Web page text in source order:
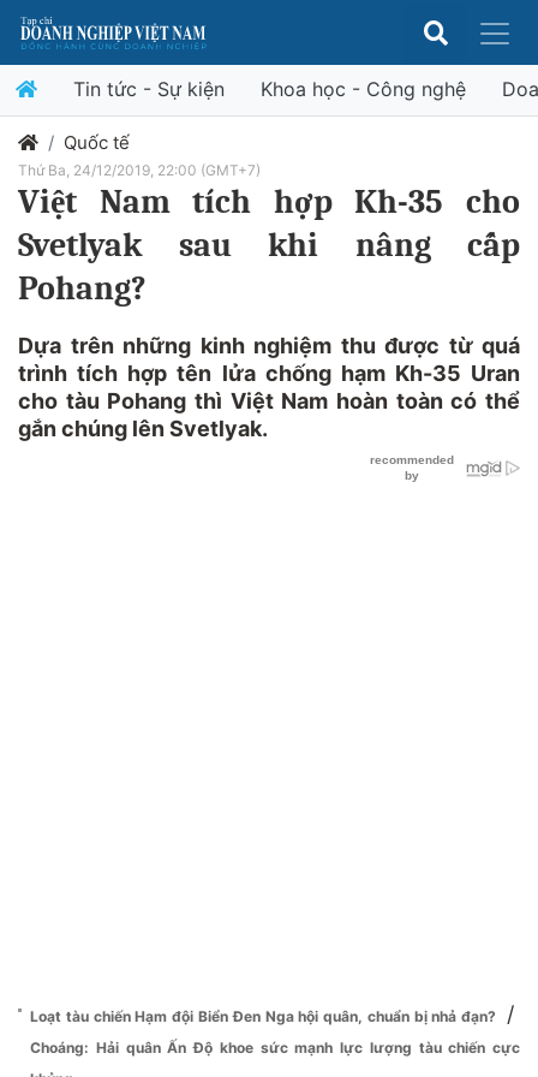
Tin tức - Sự kiện Khoa học - Công nghệ
Quốc tế
Thứ Ba, 24/12/2019, 22:00 (GMT+7)
Việt Nam tích hợp Kh-35 cho
Svetlyak sau khi nâng cấp
Pohang?
Dựa trên những kinh nghiệm thu được từ quá
trình tích hợp tên lửa chống hạm Kh-35 Uran
cho tàu Pohang thì Việt Nam hoàn toàn có thể
gắn chúng lên Svetlyak.
Loạt tàu chiến Hạm đội Biển Đen Nga hội quân, chuẩn bị nhả đạn? /
Choáng: Hải quân Ấn Độ khoe sức mạnh lực lượng tàu chiến cực